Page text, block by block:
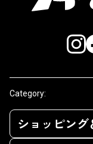
Category:
ショッピン